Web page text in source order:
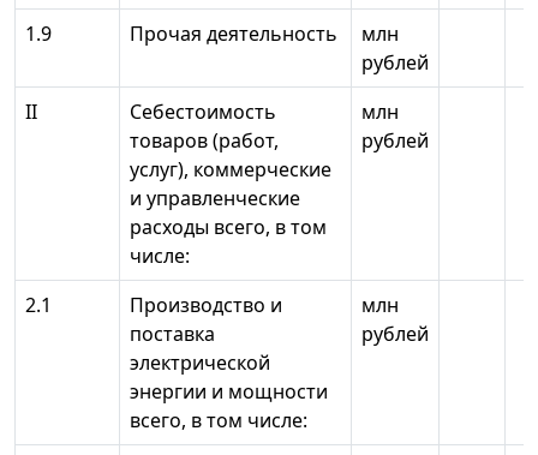
1.9
Прочая деятельность
млн
рублей
II
Себестоимость
товаров (работ,
услуг), коммерческие
и управленческие
расходы всего, в том
числе:
млн
рублей
2.1
Производство и
поставка
электрической
энергии и мощности
всего, в том числе:
млн
рублей